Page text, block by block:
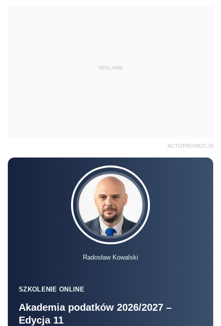
REKLAMA
AUTOPROMOCJA
Radosław Kowalski
SZKOLENIE ONLINE
Akademia podatków 2026/2027 –
Edycja 11